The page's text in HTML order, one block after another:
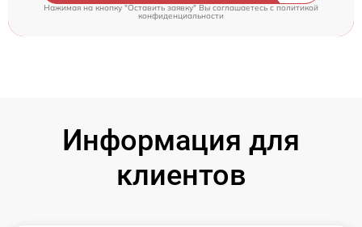
Нажимая на кнопку "Оставить заявку" Вы соглашаетесь cполитикой
конфиденциальности
Информация для
клиентов